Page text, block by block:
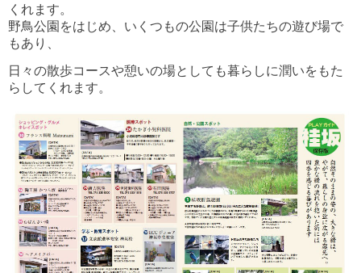
くれます。
野鳥公園をはじめ、いくつもの公園は子供たちの遊び場で
もあり、
日々の散歩コースや憩いの場としても暮らしに潤いをもた
らしてくれます。